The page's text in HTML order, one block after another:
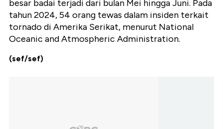
besar badai terjadi dari bulan Mei hingga Juni. Pada
tahun 2024, 54 orang tewas dalam insiden terkait
tornado di Amerika Serikat, menurut National
Oceanic and Atmospheric Administration.
(sef/sef)